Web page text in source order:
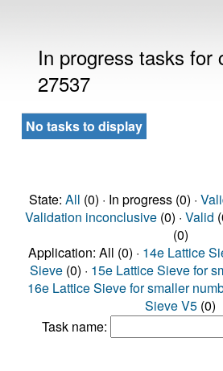
In progress tasks for
27537
No tasks to display
State: All (0) · In progress (0) ·
Validation inconclusive(0) · Valid
(0)
Application: All (0) · 14e Lattice
Sieve (0) · 15e Lattice Sieve for
16e Lattice Sieve for smaller
Sieve V5 (0)
Task name: